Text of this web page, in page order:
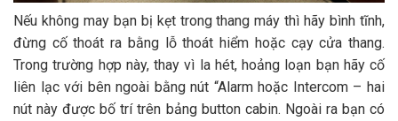
Nếu không may bạn bị kẹt trong thang máy thì hãy bình tĩnh,
đừng cố thoát ra bằng lỗ thoát hiểm hoặc cạy cửa thang.
Trong trường hợp này, thay vì la hét, hoảng loạn bạn hãy cố
liên lạc với bên ngoài bằng nút “Alarm hoặc Intercom – hai
nút này được bố trí trên bảng button cabin. Ngoài ra bạn có